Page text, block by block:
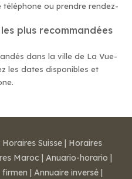
téléphone ou prendre rendez-
plus recommandées
dans la ville de La Vue-
les dates disponibles et
Horaires Suisse | Horaires
Maroc | Anuario-horario |
firmen | Annuaire inversé |